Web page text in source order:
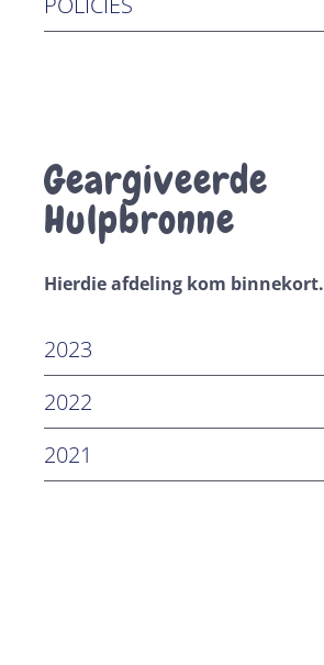
Geargiveerde
Hulpbronne
Hierdie afdeling kom binnekort.
2023
2022
2021